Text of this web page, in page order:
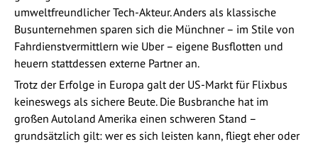
umweltfreundlicher Tech-Akteur. Anders als klassische
Busunternehmen sparen sich die Münchner – im Stile von
Fahrdienstvermittlern wie Uber – eigene Busflotten und
heuern stattdessen externe Partner an.
Trotz der Erfolge in Europa galt der US-Markt für Flixbus
keineswegs als sichere Beute. Die Busbranche hat im
großen Autoland Amerika einen schweren Stand –
grundsätzlich gilt: wer es sich leisten kann, fliegt eher oder